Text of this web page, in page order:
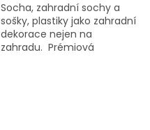
Socha, zahradní sochy a
sošky, plastiky jako zahradní
dekorace nejen na
zahradu. Prémiová